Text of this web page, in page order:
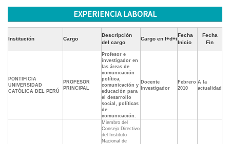
EXPERIENCIA LABORAL
Institución Cargo
Descripción
del cargo
Cargo en I+d+i
Fecha
Inicio
Fecha
Fin
PONTIFICIA
UNIVERSIDAD
CATÓLICA DEL PERÚ
PROFESOR
PRINCIPAL
Profesor e
investigador en
las áreas de
comunicación
política,
comunicación y
educación para
el desarrollo
social, políticas
de
comunicación.
Docente
Investigador
Febrero
2010
A la
actualidad
Miembro del
Consejo Directivo
del Instituto
Nacional de